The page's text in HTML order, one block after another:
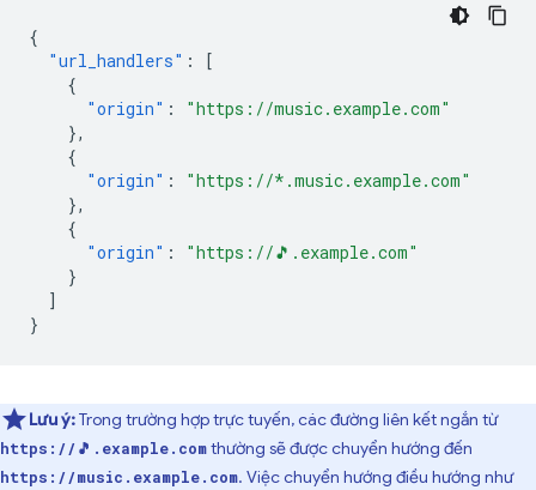
{
"url_handlers" :
[
{
"origin" :
"https://music.example.com"
},
{
"origin" :
"https://*.music.example.com"
},
{
"origin" :
"https://🎵.example.com"
}
]
}
Lưu ý:Trong trường hợp trực tuyến, các đường liên kết ngắn từ
https://🎵.example.comthường sẽ được chuyển hướng đến
https://music.example.com. Việc chuyển hướng điều hướng như